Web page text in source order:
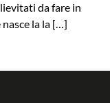
da fare in
nasce la la […]